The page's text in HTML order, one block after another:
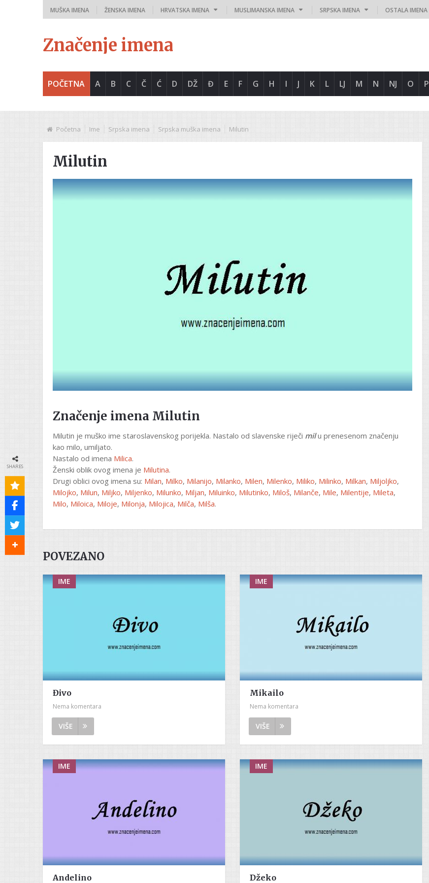
MUŠKA IMENA ŽENSKA IMENA HRVATSKA IMENA MUSLIMANSKA IMENA SRPSKA IMENA OSTALA IMENA
Značenje imena
POČETNA A B C Č Ć D DŽ Đ E F G H I J K L LJ M N NJ O P
Početna Ime Srpska imena Srpska muška imena Milutin
Milutin
Značenje imena Milutin
Milutin je muško ime staroslavenskog porijekla. Nastalo od slavenske riječi milu prenesenom značenju
kao milo, umiljato.
Nastalo od imena Milica.
Ženski oblik ovog imena je Milutina.
Drugi oblici ovog imena su: Milan, Milko, Milanijo, Milanko, Milen, Milenko, Miliko, Milinko, Milkan, Miljoljko,
Milojko, Milun, Miljko, Miljenko, Milunko, Miljan, Miluinko, Milutinko, Miloš, Milanče, Mile, Milentije, Mileta,
Milo, Miloica, Miloje, Milonja, Milojica, Milča, Milša.
POVEZANO
IME
Đivo
Nema komentara
VIŠE
IME
Mikailo
Nema komentara
VIŠE
IME
Andelino
IME
Džeko
SHARES